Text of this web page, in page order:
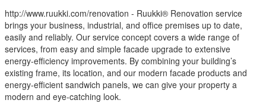
http://www.ruukki.com/renovation - Ruukki® Renovation service
brings your business, industrial, and office premises up to date,
easily and reliably. Our service concept covers a wide range of
services, from easy and simple facade upgrade to extensive
energy-efficiency improvements. By combining your building’s
existing frame, its location, and our modern facade products and
energy-efficient sandwich panels, we can give your property a
modern and eye-catching look.